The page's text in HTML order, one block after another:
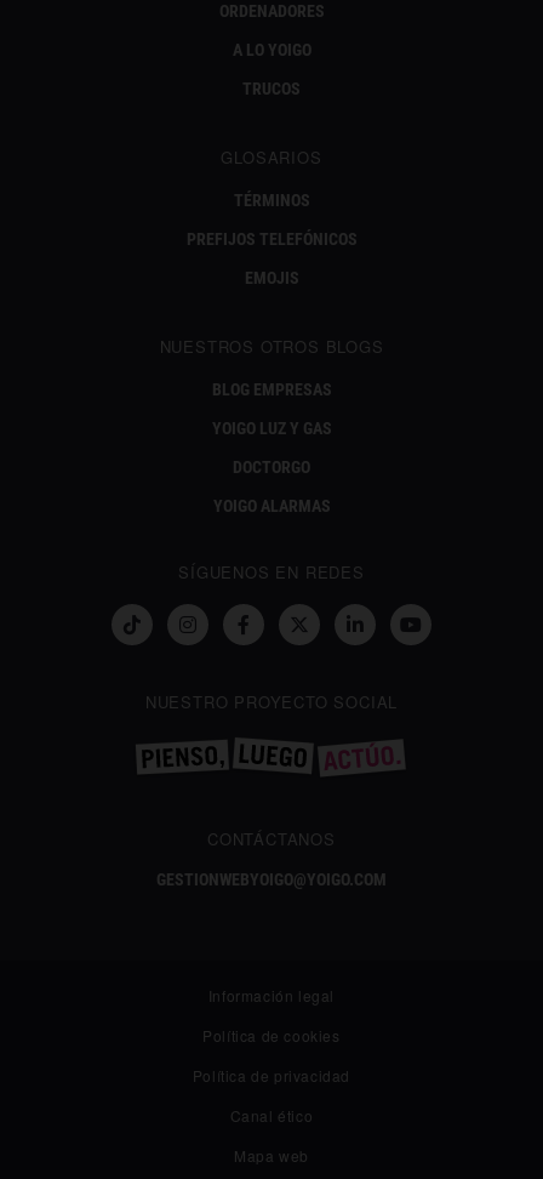
ORDENADORES
A LO YOIGO
TRUCOS
GLOSARIOS
TÉRMINOS
PREFIJOS TELEFÓNICOS
EMOJIS
NUESTROS OTROS BLOGS
BLOG EMPRESAS
YOIGO LUZ Y GAS
DOCTORGO
YOIGO ALARMAS
SÍGUENOS EN REDES
NUESTRO PROYECTO SOCIAL
CONTÁCTANOS
GESTIONWEBYOIGO@YOIGO.COM
Información legal
Política de cookies
Política de privacidad
Canal ético
Mapa web